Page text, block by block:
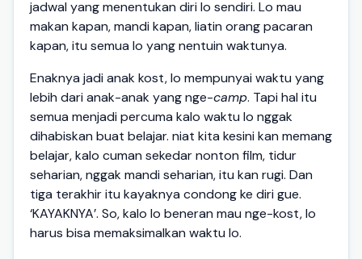
jadwal yang menentukan diri lo sendiri. Lo mau
makan kapan, mandi kapan, liatin orang pacaran
kapan, itu semua lo yang nentuin waktunya.
Enaknya jadi anak kost, lo mempunyai waktu yang
lebih dari anak-anak yang nge-camp. Tapi hal itu
semua menjadi percuma kalo waktu lo nggak
dihabiskan buat belajar. niat kita kesini kan memang
belajar, kalo cuman sekedar nonton film, tidur
seharian, nggak mandi seharian, itu kan rugi. Dan
tiga terakhir itu kayaknya condong ke diri gue.
‘KAYAKNYA’. So, kalo lo beneran mau nge-kost, lo
harus bisa memaksimalkan waktu lo.